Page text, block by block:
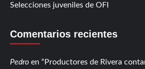
Selecciones juveniles de OFI
Comentarios recientes
Pedro en
Productores de Rivera